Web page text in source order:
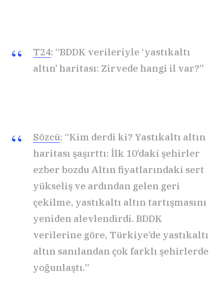
T24: “BDDK verileriyle ‘yastıkaltı
altın’ haritası: Zirvede hangi il var?”
Sözcü: “Kim derdi ki? Yastıkaltı altın
haritası şaşırttı: İlk 10’daki şehirler
ezber bozdu Altın fiyatlarındaki sert
yükseliş ve ardından gelen geri
çekilme, yastıkaltı altın tartışmasını
yeniden alevlendirdi. BDDK
verilerine göre, Türkiye’de yastıkaltı
altın sanılandan çok farklı şehirlerde
yoğunlaştı.”